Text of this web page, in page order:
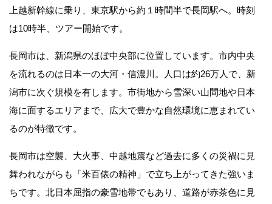
上越新幹線に乗り、東京駅から約１時間半で長岡駅へ。時刻
は10時半、ツアー開始です。
長岡市は、新潟県のほぼ中央部に位置しています。市内中央
を流れるのは日本一の大河・信濃川。人口は約26万人で、新
潟市に次ぐ規模を有します。市街地から雪深い山間地や日本
海に面するエリアまで、広大で豊かな自然環境に恵まれてい
るのが特徴です。
長岡市は空襲、大火事、中越地震など過去に多くの災禍に見
舞われながらも「米百俵の精神」で立ち上がってきた強いま
ちです。北日本屈指の豪雪地帯でもあり、道路が赤茶色に見